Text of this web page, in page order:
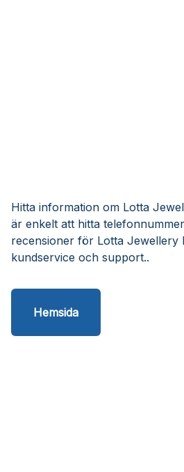
Hitta information om Lotta
är enkelt att hitta
recensioner för Lotta Jewellery
kundservice och support..
Hemsida